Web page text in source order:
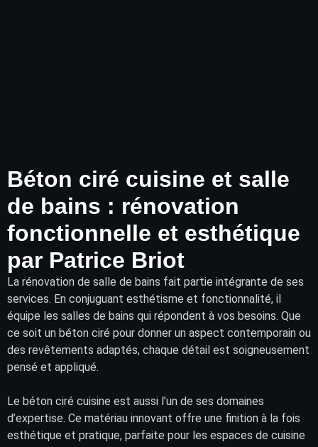
Béton ciré cuisine et salle
de bains : rénovation
fonctionnelle et esthétique
par Patrice Briot
La rénovation de salle de bains fait partie intégrante de ses
services. En conjuguant esthétisme et fonctionnalité, il
équipe les salles de bains qui répondent à vos besoins. Que
ce soit un béton ciré pour donner un aspect contemporain ou
des revêtements adaptés, chaque détail est soigneusement
pensé et appliqué.
Le béton ciré cuisine est aussi l’un de ses domaines
d’expertise. Ce matériau innovant offre une finition à la fois
esthétique et pratique, parfaite pour les espaces de cuisine